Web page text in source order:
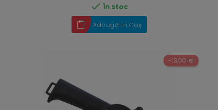
 În stoc
Adaugă în Coș
-13,00 lei